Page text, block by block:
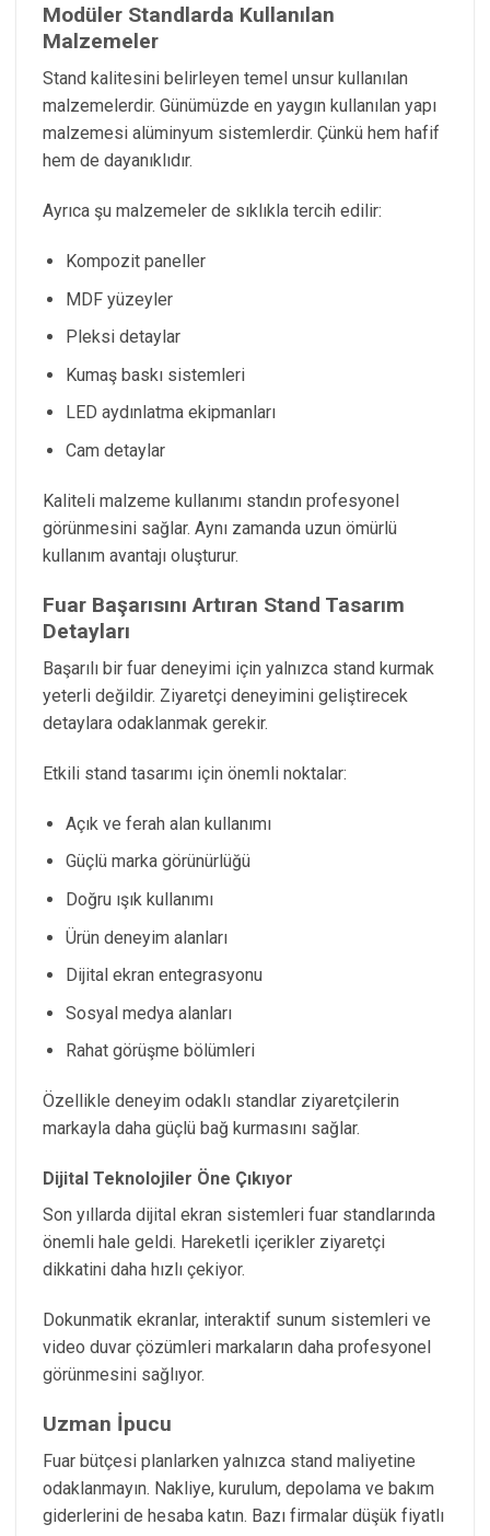
Modüler Standlarda Kullanılan
Malzemeler
Stand kalitesini belirleyen temel unsur kullanılan
malzemelerdir. Günümüzde en yaygın kullanılan yapı
malzemesi alüminyum sistemlerdir. Çünkü hem hafif
hem de dayanıklıdır.
Ayrıca şu malzemeler de sıklıkla tercih edilir:
Kompozit paneller
MDF yüzeyler
Pleksi detaylar
Kumaş baskı sistemleri
LED aydınlatma ekipmanları
Cam detaylar
Kaliteli malzeme kullanımı standın profesyonel
görünmesini sağlar. Aynı zamanda uzun ömürlü
kullanım avantajı oluşturur.
Fuar Başarısını Artıran Stand Tasarım
Detayları
Başarılı bir fuar deneyimi için yalnızca stand kurmak
yeterli değildir. Ziyaretçi deneyimini geliştirecek
detaylara odaklanmak gerekir.
Etkili stand tasarımı için önemli noktalar:
Açık ve ferah alan kullanımı
Güçlü marka görünürlüğü
Doğru ışık kullanımı
Ürün deneyim alanları
Dijital ekran entegrasyonu
Sosyal medya alanları
Rahat görüşme bölümleri
Özellikle deneyim odaklı standlar ziyaretçilerin
markayla daha güçlü bağ kurmasını sağlar.
Dijital Teknolojiler Öne Çıkıyor
Son yıllarda dijital ekran sistemleri fuar standlarında
önemli hale geldi. Hareketli içerikler ziyaretçi
dikkatini daha hızlı çekiyor.
Dokunmatik ekranlar, interaktif sunum sistemleri ve
video duvar çözümleri markaların daha profesyonel
görünmesini sağlıyor.
Uzman İpucu
Fuar bütçesi planlarken yalnızca stand maliyetine
odaklanmayın. Nakliye, kurulum, depolama ve bakım
giderlerini de hesaba katın. Bazı firmalar düşük fiyatlı